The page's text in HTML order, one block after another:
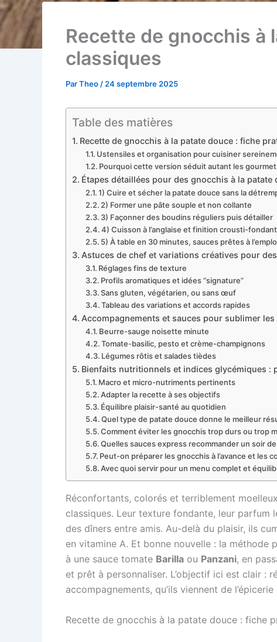
Recette de gnocchis à
classiques
ParTheo / 24 septembre 2025
Table des matières
Recette de gnocchis à la patate douce : fiche
Ustensiles et organisation pour cuisiner
Pourquoi cette version séduit autant les
Étapes détaillées pour des gnocchis à la
1) Cuire et sécher la patate douce sans la
2) Former une pâte souple et non collante
3) Façonner des boudins réguliers puis détailler
4) Cuisson à l’anglaise et finition crousti-
5) À table en 30 minutes, sauces prêtes à
Astuces de chef et variations créatives pour
Réglages fins de texture
Profils aromatiques et idées “signature”
Sans gluten, végétarien, ou sans œuf
Tableau des variations et accords rapides
Accompagnements et sauces pour sublimer
Beurre-sauge noisette minute
Tomate-basilic, pesto et crème-champignons
Légumes rôtis et salades tièdes
Bienfaits nutritionnels et indices glycémiques :
Macro et micro-nutriments pertinents
Adapter la recette à ses objectifs
Équilibre plaisir-santé au quotidien
Quel type de patate douce donne le meilleur
Comment éviter les gnocchis trop durs ou trop
Quelles sauces express recommander un soir de
Peut-on préparer les gnocchis à l’avance et les
Avec quoi servir pour un menu complet et
Réconfortants, colorés et terriblement
classiques. Leur texture fondante, leur
des dîners entre amis. Au-delà du plaisir, ils
en vitamine A. Et bonne nouvelle : la méthode
à une sauce tomate Barilla ou Panzani, en
et prêt à personnaliser. L’objectif ici est clair :
accompagnements, qu’ils viennent de
Recette de gnocchis à la patate douce : fiche